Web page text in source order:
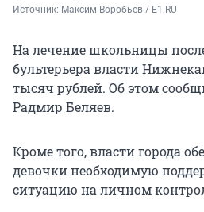
Источник: Максим Воробьев / E1.RU
На лечение школьницы
бультерьера власти
тысяч рублей. Об этом
Радмир Беляев.
Кроме того, власти города
девочки необходимую
ситуацию на личном